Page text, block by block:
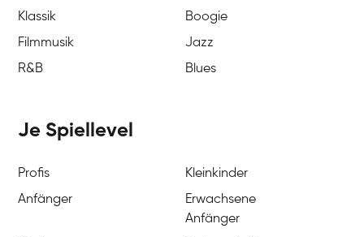
Klassik
Boogie
Filmmusik
Jazz
R&B
Blues
Je Spiellevel
Profis
Kleinkinder
Anfänger
Erwachsene
Anfänger